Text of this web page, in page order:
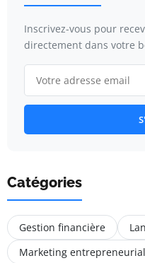
Inscrivez-vous pour
directement dans votre
Catégories
Gestion financière
Marketing entrepreneurial